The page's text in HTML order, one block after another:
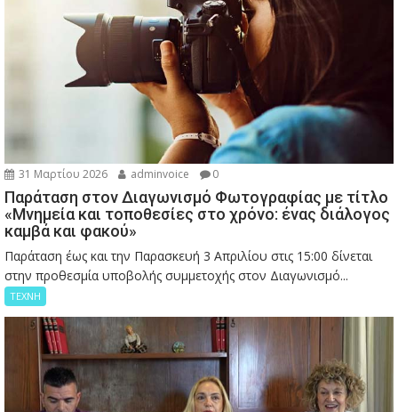
31 Μαρτίου 2026 adminvoice 0
Παράταση στον Διαγωνισμό Φωτογραφίας με τίτλο
«Μνημεία και τοποθεσίες στο χρόνο: ένας διάλογος
καμβά και φακού»
Παράταση έως και την Παρασκευή 3 Απριλίου στις 15:00 δίνεται
στην προθεσμία υποβολής συμμετοχής στον Διαγωνισμό...
ΤΕΧΝΗ